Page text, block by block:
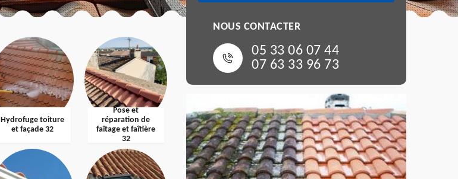
Hydrofuge toiture
et façade 32
Pose et
réparation de
faîtage et faîtière
32
NOUS CONTACTER
05 33 06 07 44
07 63 33 96 73